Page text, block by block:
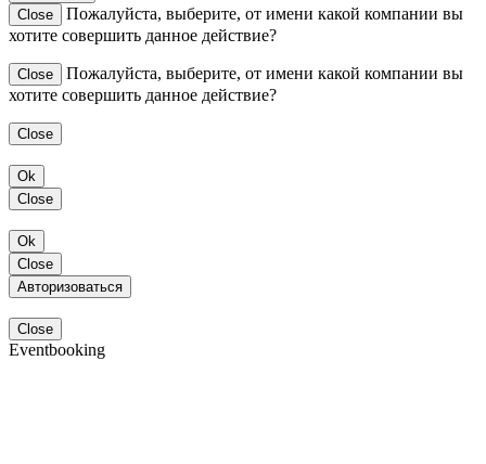
Close
Пожалуйста, выберите, от имени какой компании вы
хотите совершить данное действие?
Close
Пожалуйста, выберите, от имени какой компании вы
хотите совершить данное действие?
Close
Ok
Close
Ok
Close
Авторизоваться
Close
Eventbooking